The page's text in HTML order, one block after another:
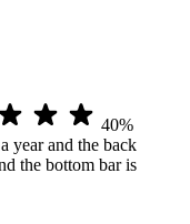
40%
year and the back
the bottom bar is